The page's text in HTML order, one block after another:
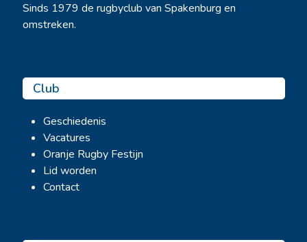
Sinds 1979 de rugbyclub van Spakenburg en
omstreken.
Club
Geschiedenis
Vacatures
Oranje Rugby Festijn
Lid worden
Contact